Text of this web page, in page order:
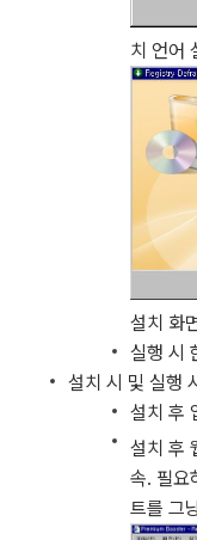
치 언어
설치 화
실행 시
설치 시 및 실행
설치 후
설치 후
속. 필요
트를 그